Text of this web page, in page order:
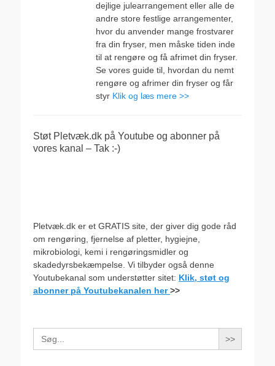
dejlige julearrangement eller alle de
andre store festlige arrangementer,
hvor du anvender mange frostvarer
fra din fryser, men måske tiden inde
til at rengøre og få afrimet din fryser.
Se vores guide til, hvordan du nemt
rengøre og afrimer din fryser og får
styr Klik og læs mere >>
Støt Pletvæk.dk på Youtube og abonner på
vores kanal – Tak :-)
Pletvæk.dk er et GRATIS site, der giver dig gode råd
om rengøring, fjernelse af pletter, hygiejne,
mikrobiologi, kemi i rengøringsmidler og
skadedyrsbekæmpelse. Vi tilbyder også denne
Youtubekanal som understøtter sitet: Klik, støt og
abonner på Youtubekanalen her>>
Search
for: